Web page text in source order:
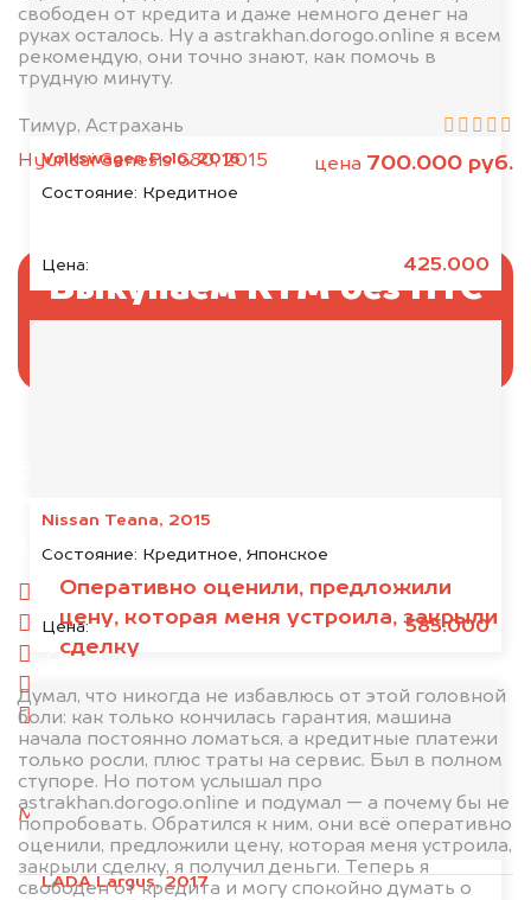
Volkswagen Polo, 2016
Состояние: Кредитное
Цена: 425.000
Nissan Teana, 2015
Состояние: Кредитное, Японское
Цена: 585.000
LADA Largus, 2017
свободен от кредита и даже немного денег на
руках осталось. Ну а astrakhan.dorogo.online я всем
рекомендую, они точно знают, как помочь в
трудную минуту.
Тимур, Астрахань
Hyundai Genesis G80, 2015
цена 700.000 руб.
Оперативно оценили, предложили
цену, которая меня устроила, закрыли
сделку
Думал, что никогда не избавлюсь от этой головной
боли: как только кончилась гарантия, машина
начала постоянно ломаться, а кредитные платежи
только росли, плюс траты на сервис. Был в полном
ступоре. Но потом услышал про
astrakhan.dorogo.online и подумал — а почему бы не
попробовать. Обратился к ним, они всё оперативно
оценили, предложили цену, которая меня устроила,
закрыли сделку, я получил деньги. Теперь я
свободен от кредита и могу спокойно думать о
Выкупаем КТМ без ПТС
1. Сфотографируйте машину:
спереди
сзади
слева
справа
салон
2. Отправьте фотографии на номер
+79584983298 по WhatsApp*,
в мессенджер
MAX или на электронную почту
info@dorogo.online